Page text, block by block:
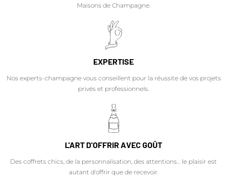
Maisons de Champagne.
EXPERTISE
Nos experts-champagne vous conseillent pour la réussite de vos projets
privés et professionnels.
L'ART D'OFFRIR AVEC GOÛT
Des coffrets chics, de la personnalisation, des attentions… le plaisir est
autant d'offrir que de recevoir.